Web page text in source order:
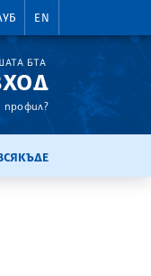
EN
БТА
профил?